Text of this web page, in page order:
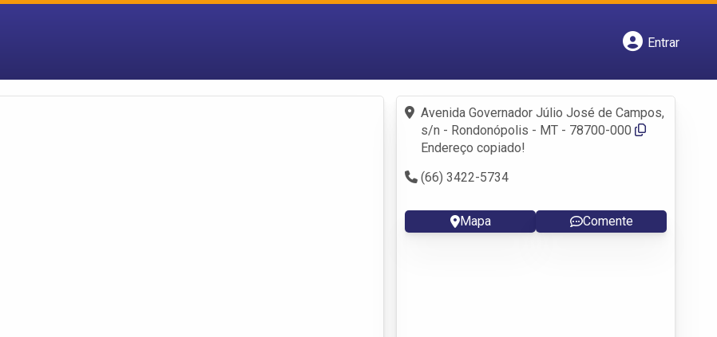
Entrar
Avenida Governador Júlio José de Campos,
s/n - Rondonópolis - MT - 78700-000
Endereço copiado!
(66) 3422-5734
Mapa Comente